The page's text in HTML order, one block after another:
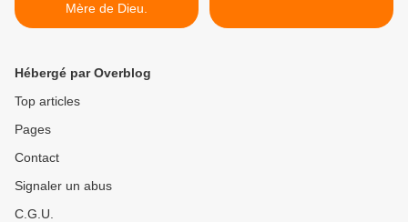
Mère de Dieu.
Hébergé par Overblog
Top articles
Pages
Contact
Signaler un abus
C.G.U.